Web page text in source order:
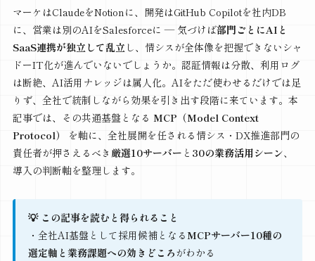
マーケはClaudeをNotionに、開発はGitHub Copilotを社内DB
に、営業は別のAIをSalesforceに ― 気づけば部門ごとにAIと
SaaS連携が独立して乱立 し、情シスが全体像を把握できないシャ
ドーIT化が進んでいないでしょうか。認証情報は分散、利用ログ
は断絶、AI活用ナレッジは属人化。AIをただ使わせるだけでは足
りず、全社で統制しながら効果を引き出す段階に来ています。本
記事では、その共通基盤となる MCP（Model Context
Protocol）
を軸に、全社展開を任される情シス・DX推進部門の
責任者が押さえるべき 厳選10サーバー と 30の業務活用シーン、
導入の判断軸を整理します。
💡 この記事を読むと得られること
・全社AI基盤として採用候補となるMCPサーバー10種の
選定軸と業務課題への効きどころがわかる